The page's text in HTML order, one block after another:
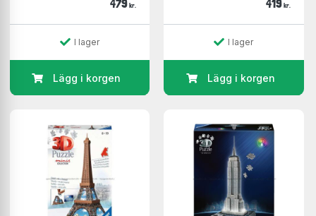
479 kr.
I lager
Lägg i korgen
419 kr.
I lager
Lägg i korgen